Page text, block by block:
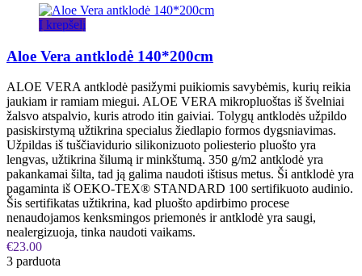
Į krepšelį
Aloe Vera antklodė 140*200cm
ALOE VERA antklodė pasižymi puikiomis savybėmis, kurių reikia
jaukiam ir ramiam miegui. ALOE VERA mikropluoštas iš švelniai
žalsvo atspalvio, kuris atrodo itin gaiviai. Tolygų antklodės užpildo
pasiskirstymą užtikrina specialus žiedlapio formos dygsniavimas.
Užpildas iš tuščiavidurio silikonizuoto poliesterio pluošto yra
lengvas, užtikrina šilumą ir minkštumą. 350 g/m2 antklodė yra
pakankamai šilta, tad ją galima naudoti ištisus metus. Ši antklodė yra
pagaminta iš OEKO-TEX® STANDARD 100 sertifikuoto audinio.
Šis sertifikatas užtikrina, kad pluošto apdirbimo procese
nenaudojamos kenksmingos priemonės ir antklodė yra saugi,
nealergizuoja, tinka naudoti vaikams.
€23.00
3 parduota